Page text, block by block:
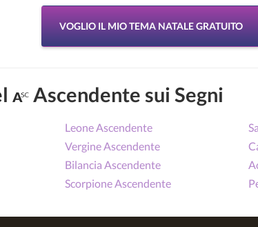
VOGLIO IL MIO TEMA NATALE GRATUITO
Ascendente sui Segni
Leone Ascendente
Vergine Ascendente
Bilancia Ascendente
Scorpione Ascendente